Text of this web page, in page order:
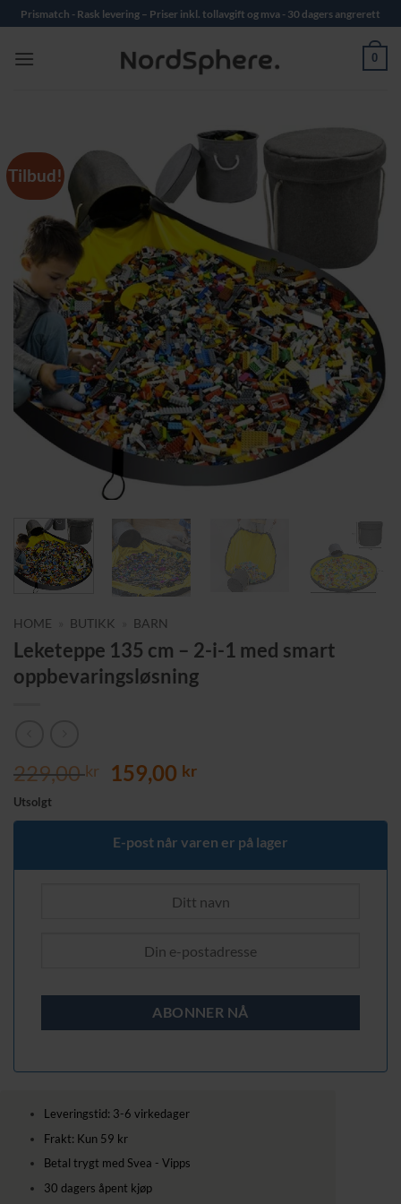
Skip
to
content
Prismatch - Rask levering – Priser inkl. tollavgift og mva - 30 dagers angrerett
0
Tilbud!
HOME BUTIKK BARN
Leketeppe 135 cm – 2-i-1 med smart
oppbevaringsløsning
229,00kr
Opprinnelig
var:
229,00 kr.
159,00 krNåværende
er:
159,00 kr.
Utsolgt
E-post når varen er på lager
Leveringstid: 3-6 virkedager
Frakt: Kun 59 kr
Betal trygt med Svea - Vipps
30 dagers åpent kjøp